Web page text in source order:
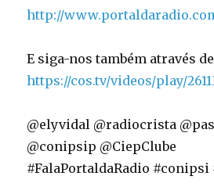
http://
E siga-nos também através
https://cos.tv/videos/play/
@elyvidal @radiocrista
@conipsip @CiepClube
#FalaPortaldaRadio #conipsi